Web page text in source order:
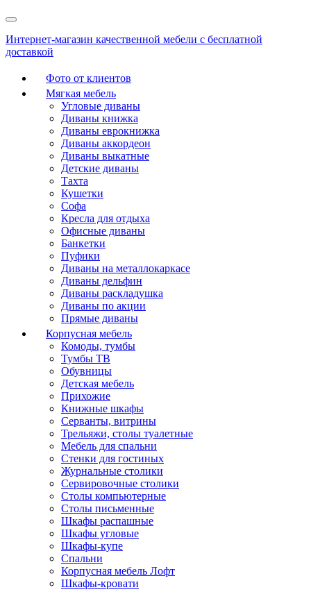
Интернет-магазин качественной мебели с бесплатной
доставкой
Фото от клиентов
Мягкая мебель
Угловые диваны
Диваны книжка
Диваны еврокнижка
Диваны аккордеон
Диваны выкатные
Детские диваны
Тахта
Кушетки
Софа
Кресла для отдыха
Офисные диваны
Банкетки
Пуфики
Диваны на металлокаркасе
Диваны дельфин
Диваны раскладушка
Диваны по акции
Прямые диваны
Корпусная мебель
Комоды, тумбы
Тумбы ТВ
Обувницы
Детская мебель
Прихожие
Книжные шкафы
Серванты, витрины
Трельяжи, столы туалетные
Мебель для спальни
Стенки для гостиных
Журнальные столики
Сервировочные столики
Столы компьютерные
Столы письменные
Шкафы распашные
Шкафы угловые
Шкафы-купе
Спальни
Корпусная мебель Лофт
Шкафы-кровати